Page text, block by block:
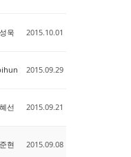
욱 2015.10.01
2015.09.29
선 2015.09.21
현 2015.09.08